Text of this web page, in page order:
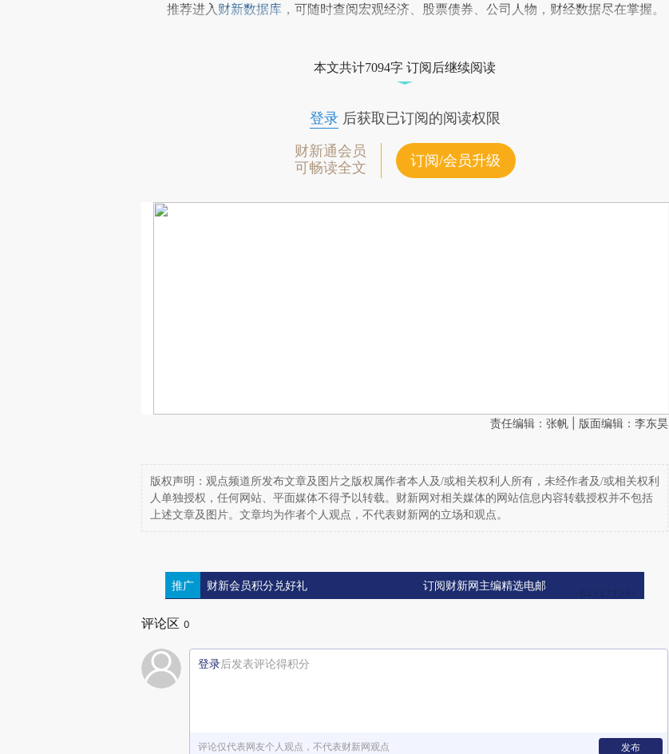
推荐进入 财新数据库 ，可随时查阅宏观经济、股票债券、公司人物，财经数据尽在掌握。
本文共计7094字 订阅后继续阅读
登录后获取已订阅的阅读权限
财新通会员
可畅读全文
订阅/会员升级
责任编辑：张帆 | 版面编辑：李东昊
版权声明：观点频道所发布文章及图片之版权属作者本人及/或相关权利人所有，未经作者及/或相关权利
人单独授权，任何网站、平面媒体不得予以转载。财新网对相关媒体的网站信息内容转载授权并不包括
上述文章及图片。文章均为作者个人观点，不代表财新网的立场和观点。
推广 财新会员积分兑好礼 订阅财新网主编精选电邮
评论区 0
登录后发表评论得积分
评论仅代表网友个人观点，不代表财新网观点 发布